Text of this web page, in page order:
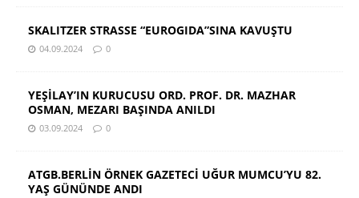
SKALITZER STRASSE “EUROGIDA”SINA KAVUŞTU
04.09.2024 0
YEŞİLAY’IN KURUCUSU ORD. PROF. DR. MAZHAR
OSMAN, MEZARI BAŞINDA ANILDI
03.09.2024 0
ATGB.BERLİN ÖRNEK GAZETECİ UĞUR MUMCU’YU 82.
YAŞ GÜNÜNDE ANDI